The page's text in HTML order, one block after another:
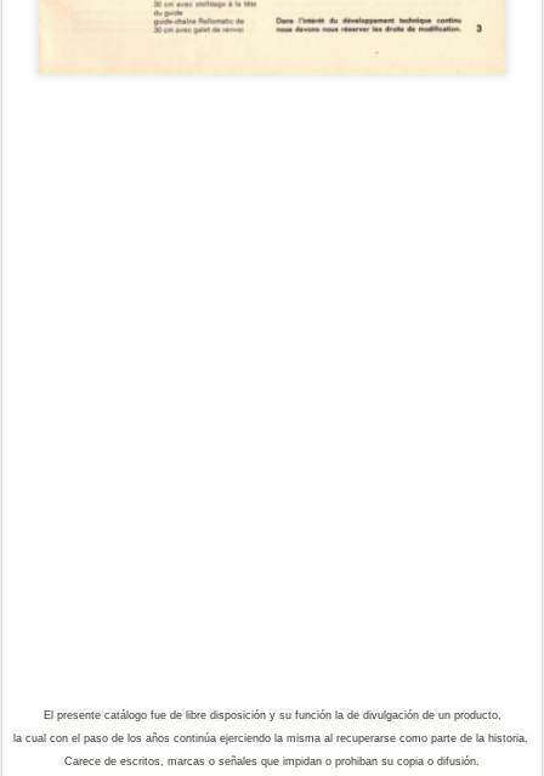
El presente catálogo fue de libre disposición y su función la de divulgación de un producto,
la cual con el paso de los años continúa ejerciendo la misma al recuperarse como parte de la historia.
Carece de escritos, marcas o señales que impidan o prohiban su copia o difusión.